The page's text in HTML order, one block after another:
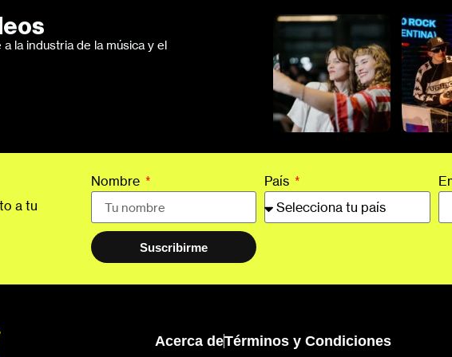
la industria de la música y el
a tu
Nombre País
Suscribirme
Acerca deTérminos y Condiciones